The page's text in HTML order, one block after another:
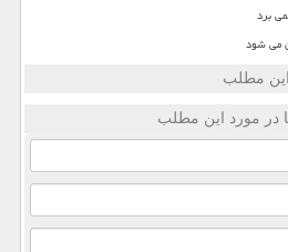
برد
می شود
این مطلب
در مورد این مطلب